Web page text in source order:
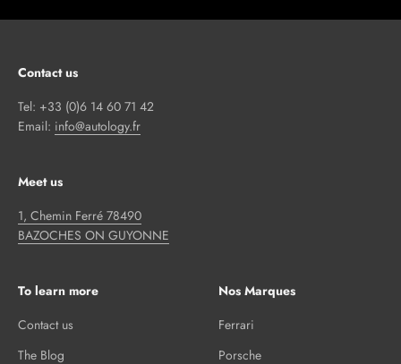
Contact us
Tel: +33 (0)6 14 60 71 42
Email: info@autology.fr
Meet us
1, Chemin Ferré 78490
BAZOCHES ON GUYONNE
To learn more
Contact us
The Blog
Nos Marques
Ferrari
Porsche